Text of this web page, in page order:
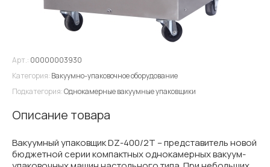
Арт.: 00000003930
Категория: Вакуумно-упаковочное оборудование
Подкатегория:Однокамерные вакуумные упаковщики
Описание товара
Вакуумный упаковщик DZ-400/2T – представитель новой
бюджетной серии компактных однокамерных вакуум-